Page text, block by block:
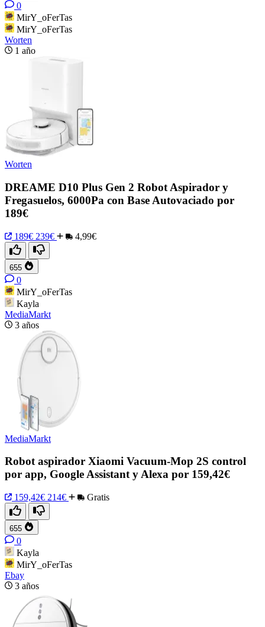
0
MirY_oFerTas
MirY_oFerTas
Worten
1 año
Worten
DREAME D10 Plus Gen 2 Robot Aspirador y
Fregasuelos, 6000Pa con Base Autovaciado por
189€
189€ 239€ 4,99€
655
0
MirY_oFerTas
Kayla
MediaMarkt
3 años
MediaMarkt
Robot aspirador Xiaomi Vacuum-Mop 2S control
por app, Google Assistant y Alexa por 159,42€
159,42€ 214€ Gratis
655
0
Kayla
MirY_oFerTas
Ebay
3 años